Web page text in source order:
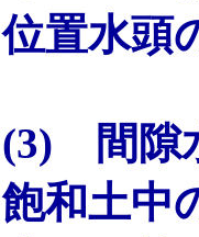
位置水頭
(3) 間隙
飽和土中